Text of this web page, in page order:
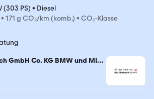
(303 PS) • Diesel
• 171 g CO₂/km (komb.) • CO₂-Klasse
BMW und MINI